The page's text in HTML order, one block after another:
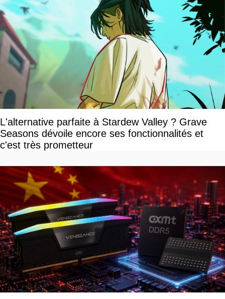
L'alternative parfaite à Stardew Valley ? Grave
Seasons dévoile encore ses fonctionnalités et
c'est très prometteur